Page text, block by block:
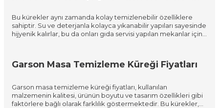
masaların üzerinde hızlı ve etkili bir şekilde hareket ettirilebilir.
Bu kürekler aynı zamanda kolay temizlenebilir özelliklere
sahiptir. Su ve deterjanla kolayca yıkanabilir yapıları sayesinde
hijyenik kalırlar, bu da onları gıda servisi yapılan mekanlar için
sektöründe temizlik gereksinimlerini karşılamak için
Garson Masa Temizleme Küreği Fiyatları
Garson masa temizleme küreği fiyatları, kullanılan
malzemenin kalitesi, ürünün boyutu ve tasarım özellikleri gibi
faktörlere bağlı olarak farklılık göstermektedir. Bu kürekler,